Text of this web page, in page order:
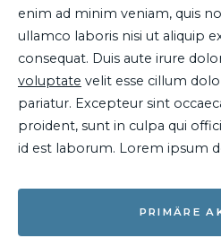
enim ad minim veniam, quis
ullamco laboris nisi ut aliquip
consequat. Duis aute irure
voluptate velit esse cillum
pariatur. Excepteur sint
proident, sunt in culpa qui
id est laborum. Lorem ipsum
PRIMÄRE